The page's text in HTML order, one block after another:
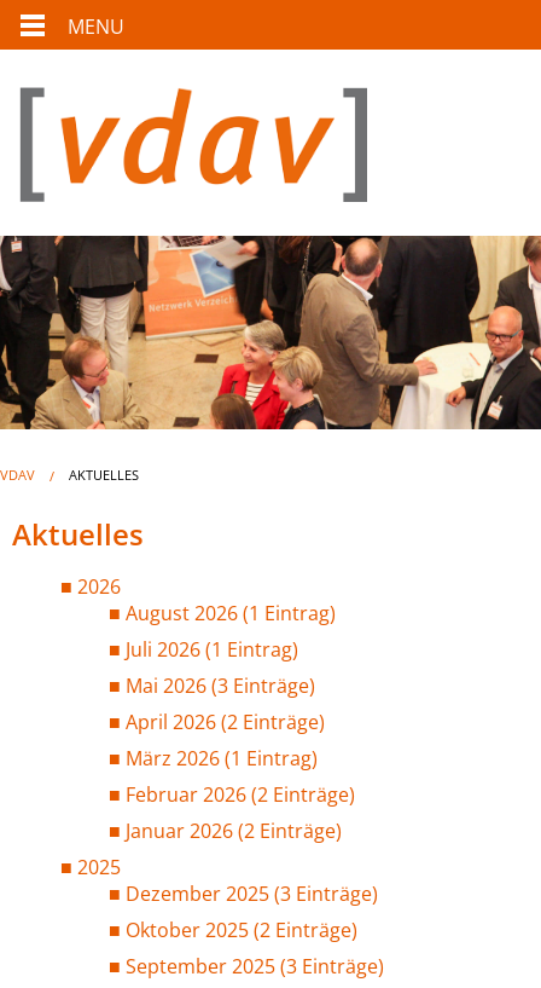
MENU
VDAV AKTUELLES
Aktuelles
2026
August 2026 (1 Eintrag)
Juli 2026 (1 Eintrag)
Mai 2026 (3 Einträge)
April 2026 (2 Einträge)
März 2026 (1 Eintrag)
Februar 2026 (2 Einträge)
Januar 2026 (2 Einträge)
2025
Dezember 2025 (3 Einträge)
Oktober 2025 (2 Einträge)
September 2025 (3 Einträge)